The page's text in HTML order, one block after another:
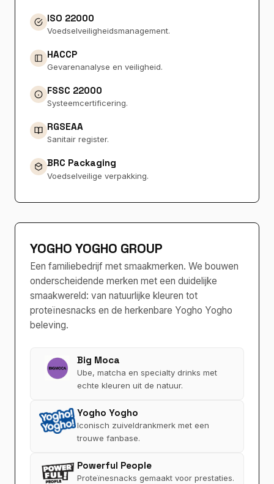
ISO 22000
Voedselveiligheidsmanagement.
HACCP
Gevarenanalyse en veiligheid.
FSSC 22000
Systeemcertificering.
RGSEAA
Sanitair register.
BRC Packaging
Voedselveilige verpakking.
YOGHO YOGHO GROUP
Een familiebedrijf met smaakmerken. We bouwen
onderscheidende merken met een duidelijke
smaakwereld: van natuurlijke kleuren tot
proteïnesnacks en de herkenbare Yogho Yogho
beleving.
Big Moca
Ube, matcha en specialty drinks met
echte kleuren uit de natuur.
Yogho Yogho
Iconisch zuiveldrankmerk met een
trouwe fanbase.
Powerful People
Proteïnesnacks gemaakt voor prestaties.